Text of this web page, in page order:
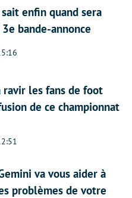
enfin quand sera
bande-annonce
ravir les fans de foot
de ce championnat
va vous aider à
problèmes de votre